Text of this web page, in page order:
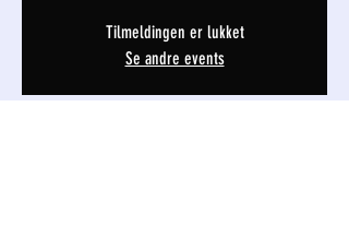
Tilmeldingen er lukket
Se andre events